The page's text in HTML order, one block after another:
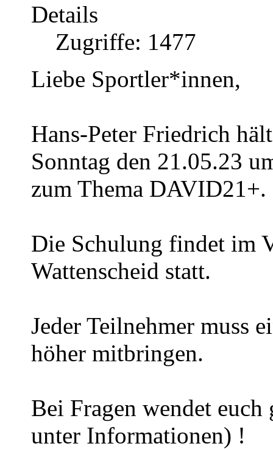
Details
Zugriffe: 1477
Liebe Sportler*innen,
Hans-Peter Friedrich
Sonntag den 21.05.23
zum Thema DAVID21+.
Die Schulung findet im
Wattenscheid statt.
Jeder Teilnehmer muss
höher mitbringen.
Bei Fragen wendet
unter Informationen) !